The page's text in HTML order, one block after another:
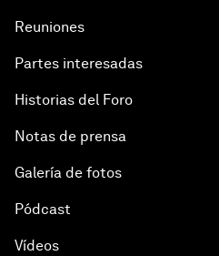
Reuniones
Partes interesadas
Historias del Foro
Notas de prensa
Galería de fotos
Pódcast
Vídeos